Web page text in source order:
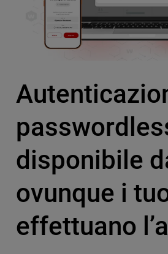
disponibile
ovunque i
effettuano